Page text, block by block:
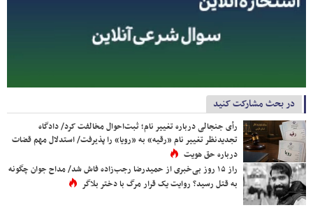
در بحث مشارکت کنید
رأی جنجالی درباره تغییر نام؛ ثبت‌احوال مخالفت کرد/ دادگاه
تجدیدنظر تغییر نام «رقیه» به «رویا» را پذیرفت/ استدلال مهم قضات
درباره حق هویت
راز ۱۵ روز بی‌خبری از حمیدرضا رجب‌زاده فاش شد/ مداح جوان چگونه
به قتل رسید؟ روایت یک قرار مرگ با دختر بلاگر